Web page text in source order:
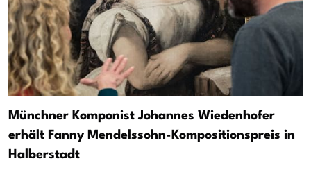
Münchner Komponist Johannes Wiedenhofer
erhält Fanny Mendelssohn-Kompositionspreis in
Halberstadt